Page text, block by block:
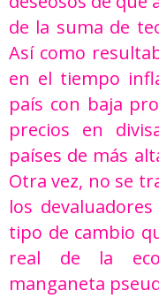
de la suma de
Así como
en el tiempo
país con baja
precios en
países de más
Otra vez, no se
los
tipo de cambio
real de la
manganeta